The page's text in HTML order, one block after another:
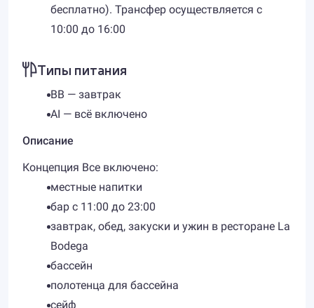
бесплатно). Трансфер осуществляется с
10:00 до 16:00
Типы питания
BB — завтрак
AI — всё включено
Описание
Концепция Все включено:
местные напитки
бар с 11:00 до 23:00
завтрак, обед, закуски и ужин в ресторане La
Bodega
бассейн
полотенца для бассейна
сейф